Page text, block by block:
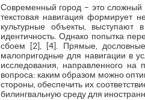
Современный город – это сложный
текстовая навигация формирует
культурные объекты, выступают
идентичность. Однако попытка
сбоем [2], [4]. Прямые, дословные
малопригодные для навигации в
исследования, направленного
вопроса: каким образом можно
стороны, обеспечить их
билингвальную среду для